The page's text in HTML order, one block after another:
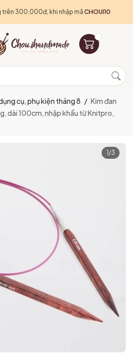
trên 300.000đ, khi nhập mã CHOUI10
cụ, phụ kiện tháng 8 / Kim đan
dài 100cm, nhập khẩu từ Knitpro,
1 /3